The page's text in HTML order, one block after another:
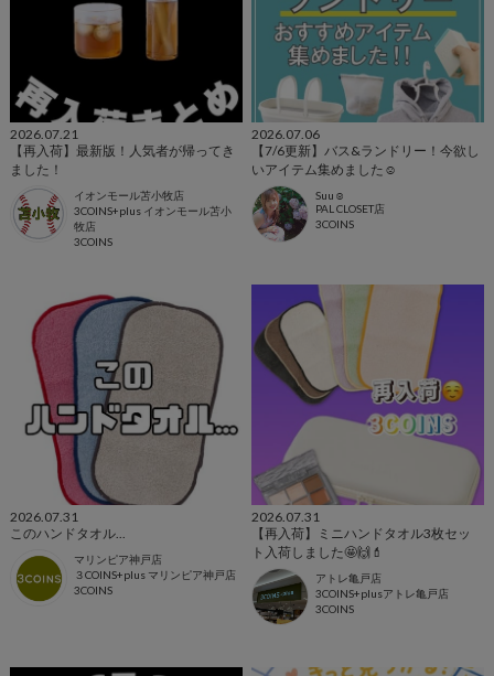
2026.07.21
【再入荷】最新版！人気者が帰ってき
ました！
イオンモール苫小牧店
3COINS+plus イオンモール苫小
牧店
3COINS
2026.07.06
【7/6更新】バス&ランドリー！今欲し
いアイテム集めました☺
Suu☺︎
PAL CLOSET店
3COINS
2026.07.31
このハンドタオル...
マリンピア神戸店
３COINS+plus マリンピア神戸店
3COINS
2026.07.31
【再入荷】ミニハンドタオル3枚セッ
ト入荷しました🤩🙌💄
アトレ亀戸店
3COINS+plusアトレ亀戸店
3COINS